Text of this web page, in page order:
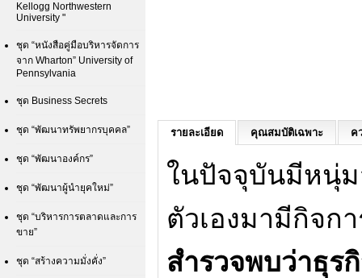
Kellogg Northwestern
University "
ชุด “หนังสือคู่มือบริหารจัดการ
จาก Wharton” University of
Pennsylvania
ชุด Business Secrets
ชุด “พัฒนาทรัพยากรบุคคล”
ชุด “พัฒนาองค์กร”
ชุด “พัฒนาผู้นำยุคใหม่”
ชุด “บริหารการตลาดและการ
ขาย”
ชุด “สร้างความมั่งคั่ง”
รายละเอียด คุณสมบัติเฉพาะ ค
ในปัจจุบันมีหนุ่
ตัวเองมามีกิจก
สำรวจพบว่าธุร